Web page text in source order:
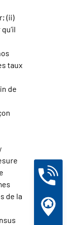
(ii)
taux
de
de la